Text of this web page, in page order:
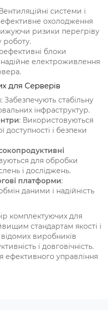
системи і
ефективне охолодження
ризики перегріву
роботу.
блоки
електроживлення
для Серверів
: Забезпечують стабільну
інфраструктур.
: Використовуються
доступності і безпеки
для обробки
і досліджень.
платформи:
даними і надійність
комплектуючих для
стандартам якості і
виробників
і довговічність.
управління